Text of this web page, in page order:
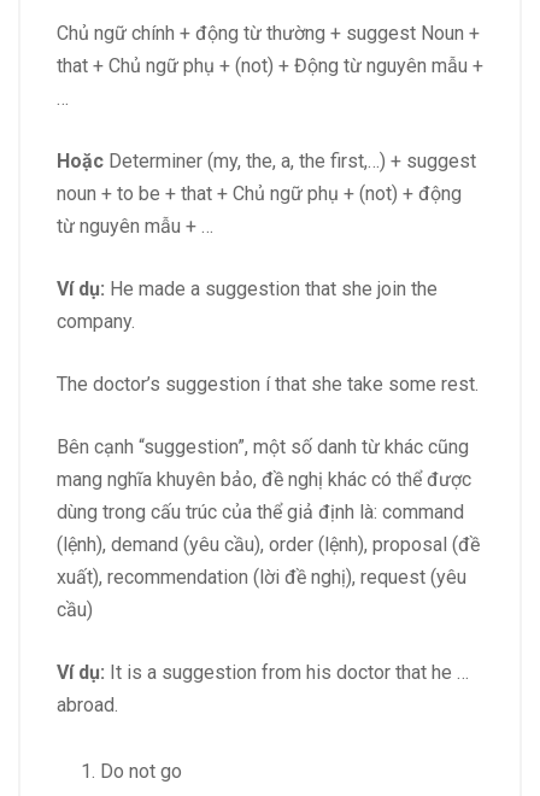
Chủ ngữ chính + động từ thường + suggest Noun +
that + Chủ ngữ phụ + (not) + Động từ nguyên mẫu +
Hoặc Determiner (my, the, a, the first,…) + suggest
noun + to be + that + Chủ ngữ phụ + (not) + động
từ nguyên mẫu + …
Ví dụ: He made a suggestion that she join the
company.
The doctor’s suggestion í that she take some rest.
Bên cạnh “suggestion”, một số danh từ khác cũng
mang nghĩa khuyên bảo, đề nghị khác có thể được
dùng trong cấu trúc của thể giả định là: command
(lệnh), demand (yêu cầu), order (lệnh), proposal (đề
xuất), recommendation (lời đề nghị), request (yêu
cầu)
Ví dụ: It is a suggestion from his doctor that he …
abroad.
Do not go